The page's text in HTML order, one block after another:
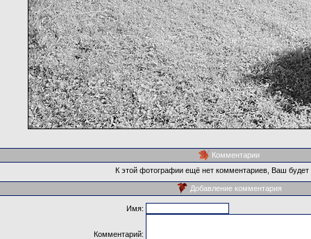
Комментарии
К этой фотографии ещё нет комментариев, Ваш
Добавление комментария
Имя:
Комментарий: